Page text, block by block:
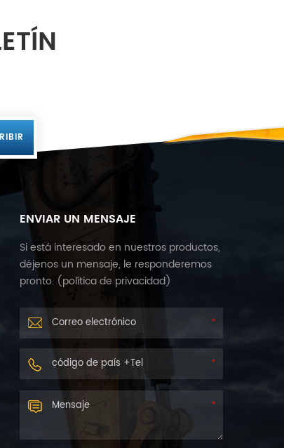
ENVIAR UN MENSAJE
Si está interesado en nuestros productos,
déjenos un mensaje, le responderemos
pronto. (política de privacidad)